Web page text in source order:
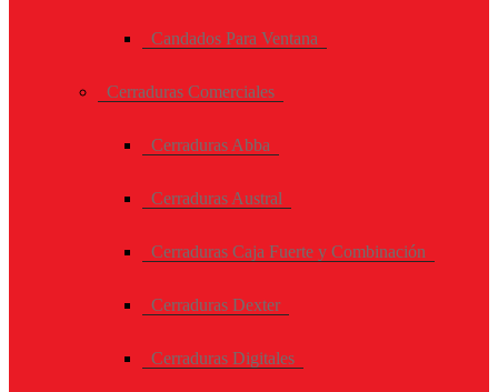
Candados Para Ventana
Cerraduras Comerciales
Cerraduras Abba
Cerraduras Austral
Cerraduras Caja Fuerte y Combinación
Cerraduras Dexter
Cerraduras Digitales